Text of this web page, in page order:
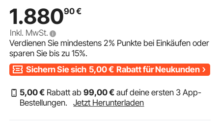
1.88090€
Inkl. MwSt.
Verdienen Sie mindestens2% Punkte bei Einkäufen oder
sparen Sie bis zu15%.
Sichern Sie sich 5,00€ Rabatt für Neukunden
5,00€ Rabatt ab99,00€ auf deine ersten 3 App-
Bestellungen.
Jetzt Herunterladen